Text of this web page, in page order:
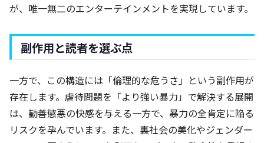
が、唯一無二のエンターテインメントを実現しています。
副作用と読者を選ぶ点
一方で、この構造には「倫理的な危うさ」という副作用が
存在します。虐待問題を「より強い暴力」で解決する展開
は、勧善懲悪の快感を与える一方で、暴力の全肯定に陥る
リスクを孕んでいます。また、裏社会の美化やジェンダー